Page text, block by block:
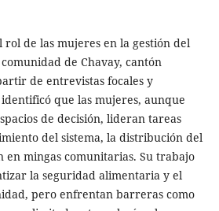
rol de las mujeres en la gestión del
de Chavay, cantón
de entrevistas focales y
que las mujeres, aunque
de decisión, lideran tareas
del sistema, la distribución del
en mingas comunitarias. Su trabajo
la seguridad alimentaria y el
pero enfrentan barreras como